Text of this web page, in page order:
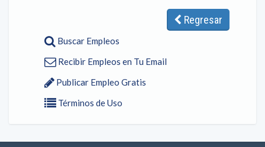
Regresar
Buscar Empleos
Recibir Empleos en Tu Email
Publicar Empleo Gratis
Términos de Uso